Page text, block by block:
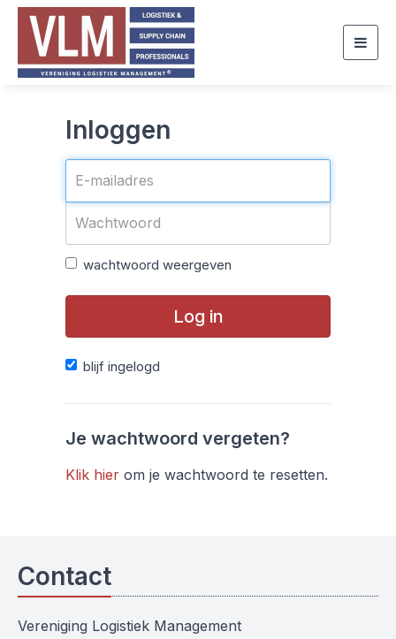
Inloggen
wachtwoord weergeven
Log in
blijf ingelogd
Je wachtwoord vergeten?
Klik hier om je wachtwoord te resetten.
Contact
Vereniging Logistiek Management